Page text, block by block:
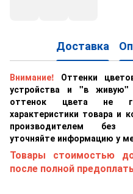
Доставка
Внимание!
Оттенки
устройства и "в живую"
оттенок цвета не
характеристики товара и
производителем без
уточняйте информацию у
Товары стоимостью
после полной